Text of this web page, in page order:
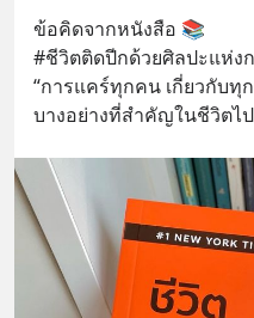
ข้อคิดจากหนังสือ 📚
#ชีวิตติดปีกด้วยศิลปะแห่ง
“การแคร์ทุกคน เกี่ยวกับทุ
บางอย่างที่สำคัญในชีวิตไ